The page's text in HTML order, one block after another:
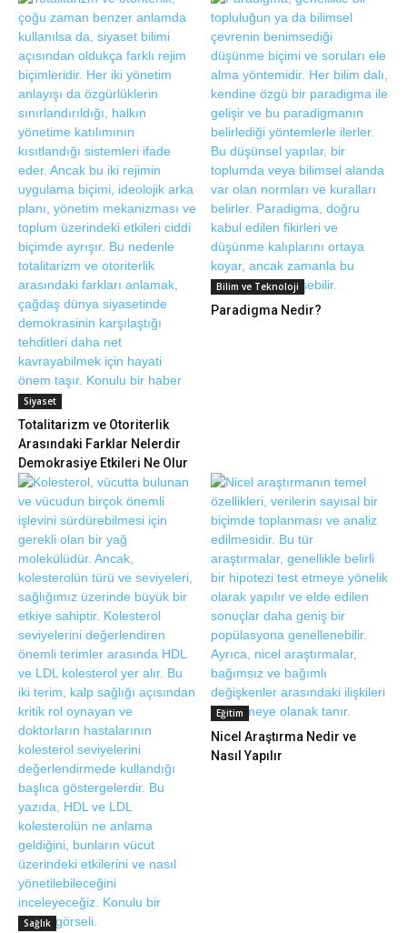
Siyaset
Totalitarizm ve Otoriterlik
Arasındaki Farklar Nelerdir
Demokrasiye Etkileri Ne Olur
Bilim ve Teknoloji
Paradigma Nedir?
Sağlık
Eğitim
Nicel Araştırma Nedir ve
Nasıl Yapılır